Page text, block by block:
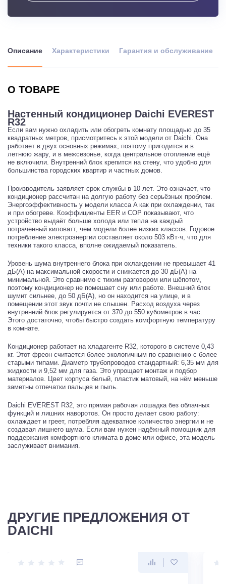
Описание Характеристики Гарантия и обслуживание
О ТОВАРЕ
Настенный кондиционер Daichi EVEREST
R32
Если вам нужно охладить или обогреть комнату площадью до 35
квадратных метров, присмотритесь к этой модели от Daichi. Она
работает в двух основных режимах, поэтому пригодится и в
летнюю жару, и в межсезонье, когда центральное отопление ещё
не включили. Внутренний блок крепится на стену, что удобно для
большинства городских квартир и частных домов.
Производитель заявляет срок службы в 10 лет. Это означает, что
кондиционер рассчитан на долгую работу без серьёзных проблем.
Энергоэффективность у модели класса A как при охлаждении, так
и при обогреве. Коэффициенты EER и COP показывают, что
устройство выдаёт больше холода или тепла на каждый
потраченный киловатт, чем модели более низких классов. Годовое
потребление электроэнергии составляет около 503 кВт·ч, что для
техники такого класса, вполне ожидаемый показатель.
Уровень шума внутреннего блока при охлаждении не превышает 41
дБ(А) на максимальной скорости и снижается до 30 дБ(А) на
минимальной. Это сравнимо с тихим разговором или шёпотом,
поэтому кондиционер не помешает сну или работе. Внешний блок
шумит сильнее, до 50 дБ(А), но он находится на улице, и в
помещении этот звук почти не слышен. Расход воздуха через
внутренний блок регулируется от 370 до 550 кубометров в час.
Этого достаточно, чтобы быстро создать комфортную температуру
в комнате.
Кондиционер работает на хладагенте R32, которого в системе 0,43
кг. Этот фреон считается более экологичным по сравнению с более
старыми типами. Диаметр трубопроводов стандартный: 6,35 мм для
жидкости и 9,52 мм для газа. Это упрощает монтаж и подбор
материалов. Цвет корпуса белый, пластик матовый, на нём меньше
заметны отпечатки пальцев и пыль.
Daichi EVEREST R32, это прямая рабочая лошадка без облачных
функций и лишних наворотов. Он просто делает свою работу:
охлаждает и греет, потребляя адекватное количество энергии и не
создавая лишнего шума. Если вам нужен надёжный помощник для
поддержания комфортного климата в доме или офисе, эта модель
заслуживает внимания.
ДРУГИЕ ПРЕДЛОЖЕНИЯ ОТ
DAICHI